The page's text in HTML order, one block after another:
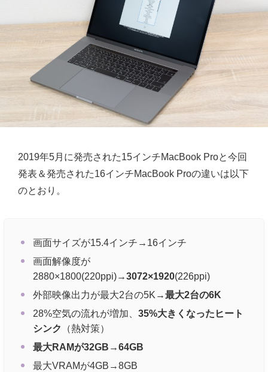
2019年5月に発売された15インチMacBook Proと今回
発表＆発売された16インチMacBook Proの違いは以下
のとおり。
画面サイズが15.4インチ→16インチ
画面解像度が
2880×1800(220ppi)→3072×1920(226ppi)
外部映像出力が最大2台の5K→最大2台の6K
28%空気の流れが増加、 35%大きくなったヒート
シンク
（熱対策）
最大RAMが32GB→64GB
最大VRAMが4GB→8GB